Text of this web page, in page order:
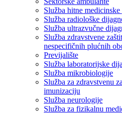
Služba hitne
Služba radiološke
Služba ultrazvučne
Služba zdravstvene
nespecifičnih plućnih
Previjalište
Služba laboratorijske
Služba mikrobiologije
Služba za zdravstvenu
imunizaciju
Služba neurologije
Služba za fizikalnu